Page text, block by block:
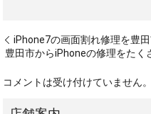
iPhone7の画面割れ修理を豊
豊田市からiPhoneの修理をたく
コメントは受け付けていません。